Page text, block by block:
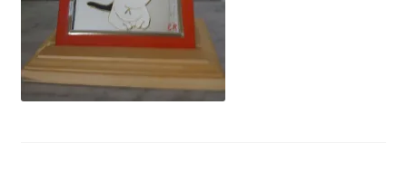
WPMS HTML Sitemap